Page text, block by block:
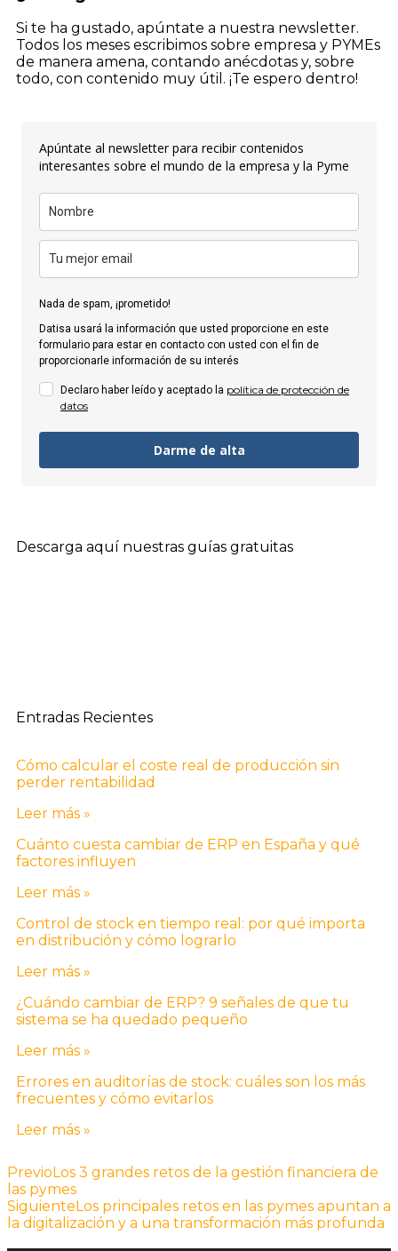
Si te ha gustado, apúntate a nuestra newsletter.
Todos los meses escribimos sobre empresa y PYMEs
de manera amena, contando anécdotas y, sobre
todo, con contenido muy útil. ¡Te espero dentro!
Apúntate al newsletter para recibir contenidos
interesantes sobre el mundo de la empresa y la Pyme
Nada de spam, ¡prometido!
Datisa usará la información que usted proporcione en este
formulario para estar en contacto con usted con el fin de
proporcionarle información de su interés
Declaro haber leído y aceptado la política de protección de
datos
Darme de alta
Descarga aquí nuestras guías gratuitas
Entradas Recientes
Cómo calcular el coste real de producción sin
perder rentabilidad
Leer más »
Cuánto cuesta cambiar de ERP en España y qué
factores influyen
Leer más »
Control de stock en tiempo real: por qué importa
en distribución y cómo lograrlo
Leer más »
¿Cuándo cambiar de ERP? 9 señales de que tu
sistema se ha quedado pequeño
Leer más »
Errores en auditorías de stock: cuáles son los más
frecuentes y cómo evitarlos
Leer más »
Previo Los 3 grandes retos de la gestión financiera de
las pymes
Siguiente Los principales retos en las pymes apuntan a
la digitalización y a una transformación más profunda